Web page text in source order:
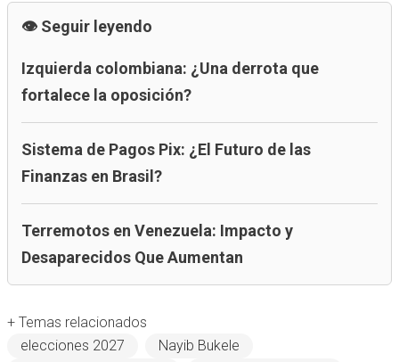
Seguir leyendo
Izquierda colombiana: ¿Una derrota que
fortalece la oposición?
Sistema de Pagos Pix: ¿El Futuro de las
Finanzas en Brasil?
Terremotos en Venezuela: Impacto y
Desaparecidos Que Aumentan
+ Temas relacionados
elecciones 2027
Nayib Bukele